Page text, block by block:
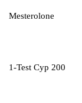
Mesterolone
1-Test Cyp 200